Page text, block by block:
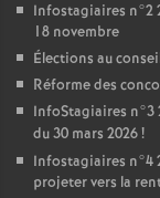
Infostagiaires n°2
18 novembre
Élections au
Réforme des
InfoStagiaires n°3
du 30 mars 2026!
Infostagiaires n°4
projeter vers la